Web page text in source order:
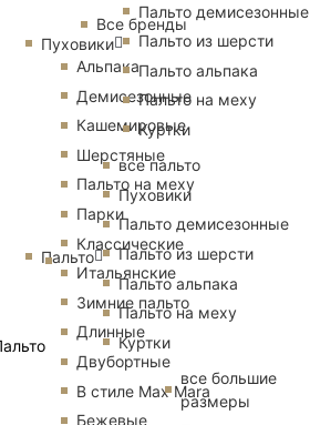
Все бренды
Альпака
Демисезонные
Кашемировые
Шерстяные
Пальто на меху
Парки
Классические
Итальянские
Зимние пальто
Длинные
Двубортные
В стиле Max Mara
Бежевые
Пуховики
Пальто демисезонные
Пальто из шерсти
Пальто альпака
Пальто на меху
Куртки
Пальто
все пальто
Пуховики
Пальто демисезонные
Пальто из шерсти
Пальто альпака
Пальто на меху
Куртки
все большие
размеры